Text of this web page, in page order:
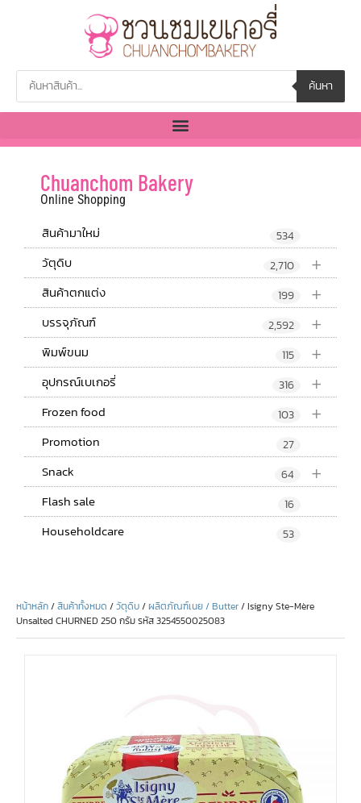
ค้นหา
Chuanchom Bakery
Online Shopping
สินค้ามาใหม่ 534
+
วัตุดิบ 2,710
+
สินค้าตกแต่ง 199
+
บรรจุภัณฑ์ 2,592
+
พิมพ์ขนม 115
+
อุปกรณ์เบเกอรี่ 316
+
Frozen food 103
Promotion 27
+
Snack 64
Flash sale 16
Householdcare 53
หน้าหลัก/สินค้าทั้งหมด /วัตุดิบ/ผลิตภัณฑ์เนย / Butter/ Isigny Ste-Mère
Unsalted CHURNED 250 กรัม รหัส 3254550025083